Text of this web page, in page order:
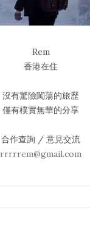
Rem
香港在住
沒有驚險闖蕩的旅歷
僅有樸實無華的分享
合作查詢 / 意見交流
rrrrrem@gmail.com